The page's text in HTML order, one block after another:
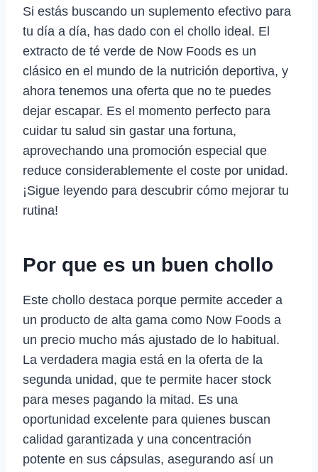
Si estás buscando un suplemento efectivo para
tu día a día, has dado con el chollo ideal. El
extracto de té verde de Now Foods es un
clásico en el mundo de la nutrición deportiva, y
ahora tenemos una oferta que no te puedes
dejar escapar. Es el momento perfecto para
cuidar tu salud sin gastar una fortuna,
aprovechando una promoción especial que
reduce considerablemente el coste por unidad.
¡Sigue leyendo para descubrir cómo mejorar tu
rutina!
Por que es un buen chollo
Este chollo destaca porque permite acceder a
un producto de alta gama como Now Foods a
un precio mucho más ajustado de lo habitual.
La verdadera magia está en la oferta de la
segunda unidad, que te permite hacer stock
para meses pagando la mitad. Es una
oportunidad excelente para quienes buscan
calidad garantizada y una concentración
potente en sus cápsulas, asegurando así un